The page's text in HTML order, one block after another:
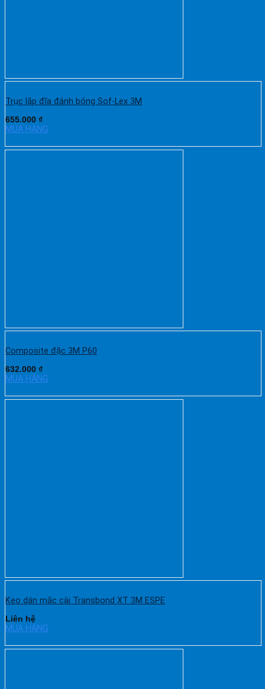
Trục lắp đĩa đánh bóng Sof-Lex 3M
655.000 ₫
MUA HÀNG
Composite đặc 3M P60
632.000 ₫
MUA HÀNG
Keo dán mắc cài Transbond XT 3M ESPE
Liên hệ
MUA HÀNG